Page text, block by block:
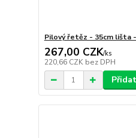
Pilový řetěz - 35cm lišta
267,00 CZK/ks
220,66 CZK bez DPH